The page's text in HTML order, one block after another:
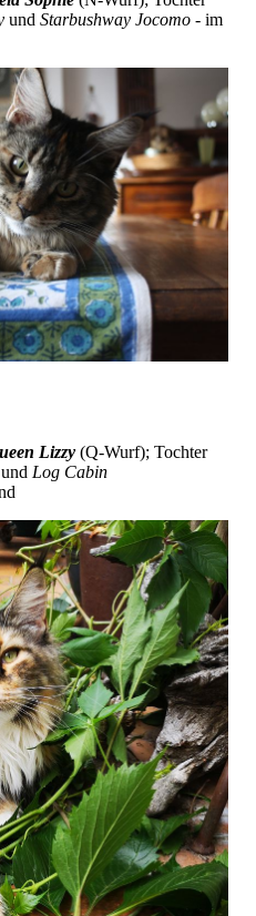
und Starbushway Jocomo - im
Lizzy (Q-Wurf); Tochter
und Log Cabin